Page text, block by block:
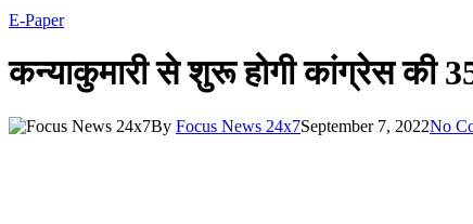
E-Paper
कन्याकुमारी से शुरू होगी कांग्रेस की
By Focus News 24x7September 7, 2022No